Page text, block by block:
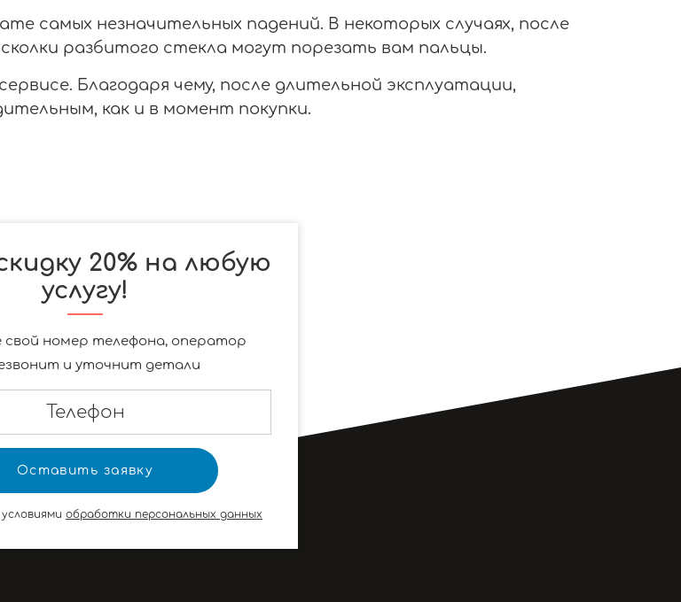
самых незначительных падений. В некоторых случаях, после
разбитого стекла могут порезать вам пальцы.
Благодаря чему, после длительной эксплуатации,
как и в момент покупки.
20% на любую
услугу!
номер телефона, оператор
и уточнит детали
обработки персональных данных